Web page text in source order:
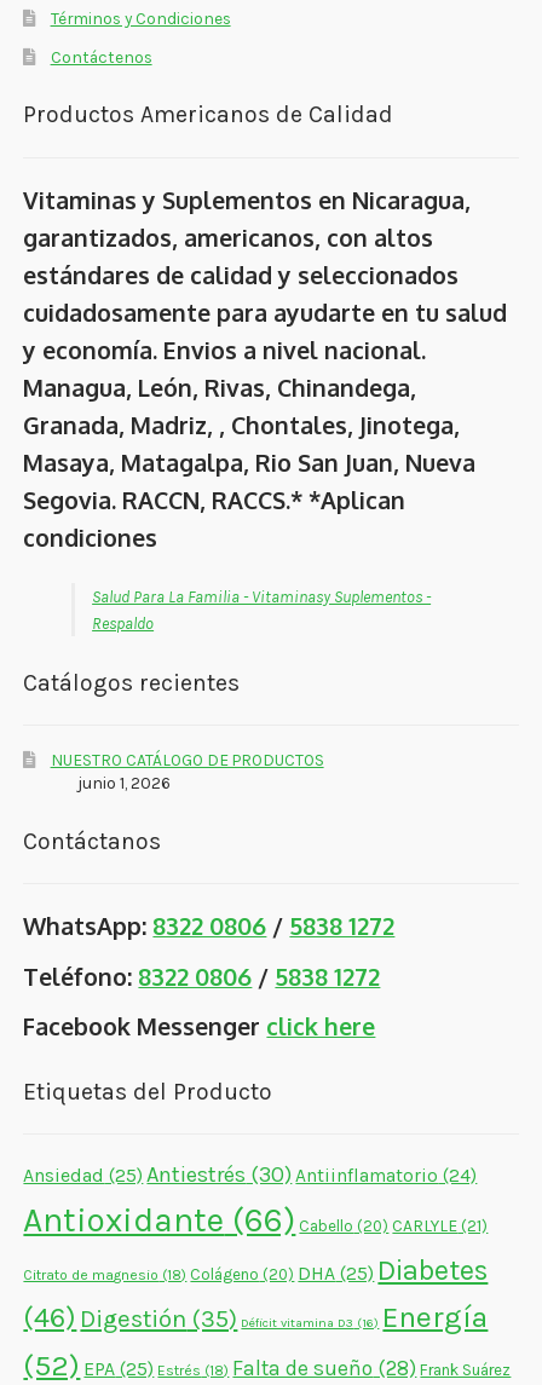
Términos y Condiciones
Contáctenos
Productos Americanos de Calidad
Vitaminas y Suplementos en Nicaragua,
garantizados, americanos, con altos
estándares de calidad y seleccionados
cuidadosamente para ayudarte en tu salud
y economía. Envios a nivel nacional.
Managua, León, Rivas, Chinandega,
Granada, Madriz, , Chontales, Jinotega,
Masaya, Matagalpa, Rio San Juan, Nueva
Segovia. RACCN, RACCS.* *Aplican
condiciones
Salud Para La Familia - Vitaminasy Suplementos -
Respaldo
Catálogos recientes
NUESTRO CATÁLOGO DE PRODUCTOS
junio 1, 2026
Contáctanos
WhatsApp: 8322 0806 / 5838 1272
Teléfono: 8322 0806 / 5838 1272
Facebook Messenger click here
Etiquetas del Producto
Ansiedad (25) Antiestrés (30)Antiinflamatorio (24)
Antioxidante (66) Cabello (20) CARLYLE(21)
Citrato de magnesio (18) Colágeno (20) DHA (25) Diabetes
(46) Digestión (35) Déficit vitamina D3 (16) Energía
(52) EPA (25) Estrés (18) Falta de sueño (28) Frank Suárez